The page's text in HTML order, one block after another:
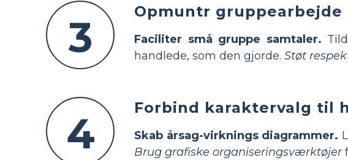
3
Opmuntr
Faciliter små gruppe samtaler.
handlede, som den gjorde. Støt
4
Forbind karaktervalg til
Skab årsag-virknings diagrammer.
Brug grafiske organiseringsværktøjer